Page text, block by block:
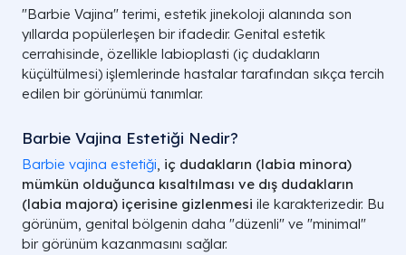
"Barbie Vajina" terimi, estetik jinekoloji alanında son
yıllarda popülerleşen bir ifadedir. Genital estetik
cerrahisinde, özellikle labioplasti (iç dudakların
küçültülmesi) işlemlerinde hastalar tarafından sıkça tercih
edilen bir görünümü tanımlar.
Barbie Vajina Estetiği Nedir?
Barbie vajina estetiği, iç dudakların (labia minora)
mümkün olduğunca kısaltılması ve dış dudakların
(labia majora) içerisine gizlenmesi ile karakterizedir. Bu
görünüm, genital bölgenin daha "düzenli" ve "minimal"
bir görünüm kazanmasını sağlar.